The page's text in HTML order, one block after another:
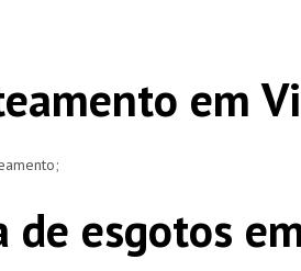
em
de esgotos